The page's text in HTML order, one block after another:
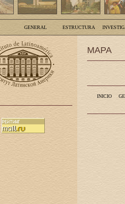
GENERAL ESTRUCTURA
MAPA
INICIO